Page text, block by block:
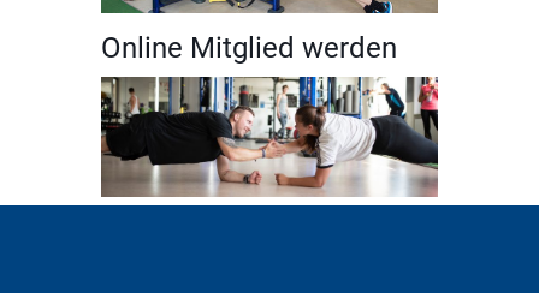
Online Mitglied werden